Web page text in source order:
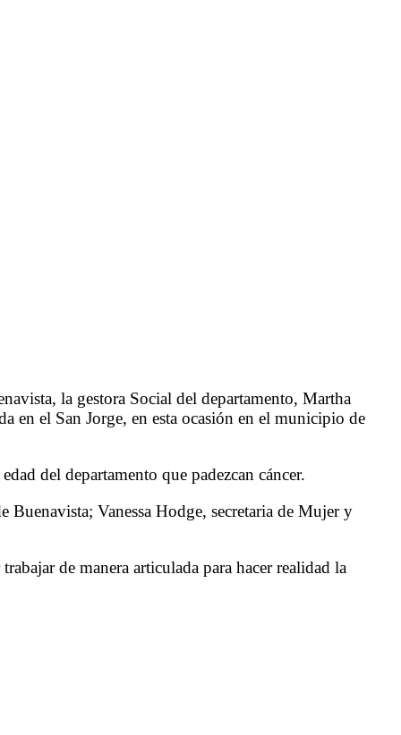
la gestora Social del departamento, Martha
en el San Jorge, en esta ocasión en el municipio de
del departamento que padezcan cáncer.
Vanessa Hodge, secretaria de Mujer y
de manera articulada para hacer realidad la